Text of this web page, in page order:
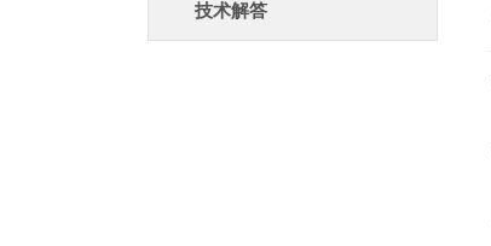
技术解答